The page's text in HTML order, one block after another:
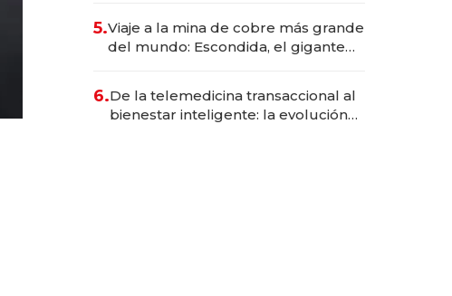
5.Viaje a la mina de cobre más grande
del mundo: Escondida, el gigante
6.De la telemedicina transaccional al
bienestar inteligente: la evolución